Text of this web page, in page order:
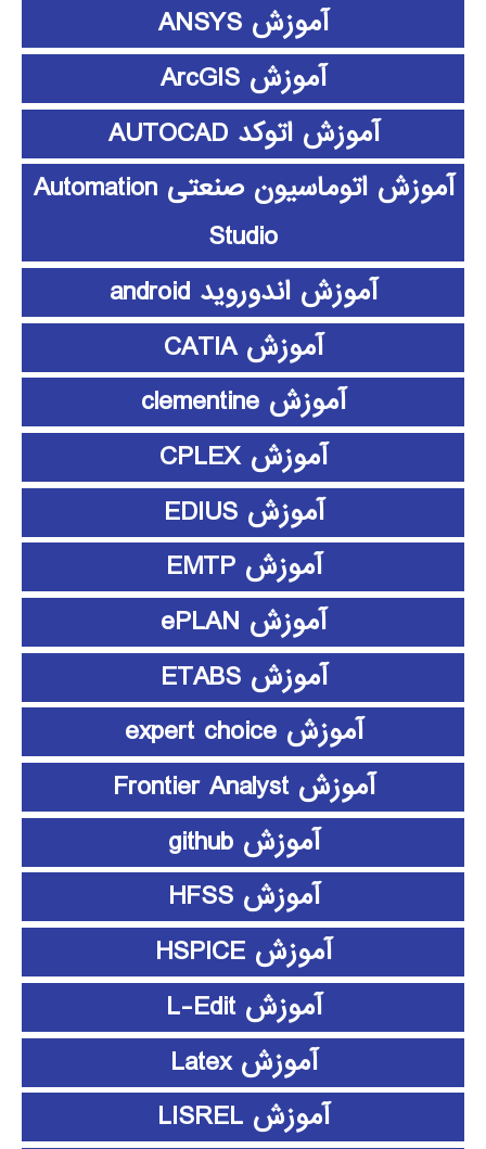
آموزش ANSYS
آموزش ArcGIS
آموزش اتوکد AUTOCAD
آموزش اتوماسیون صنعتی Automation
Studio
آموزش اندوروید android
آموزش CATIA
آموزش clementine
آموزش CPLEX
آموزش EDIUS
آموزش EMTP
آموزش ePLAN
آموزش ETABS
آموزش expert choice
آموزش Frontier Analyst
آموزش github
آموزش HFSS
آموزش HSPICE
آموزش L-Edit
آموزش Latex
آموزش LISREL